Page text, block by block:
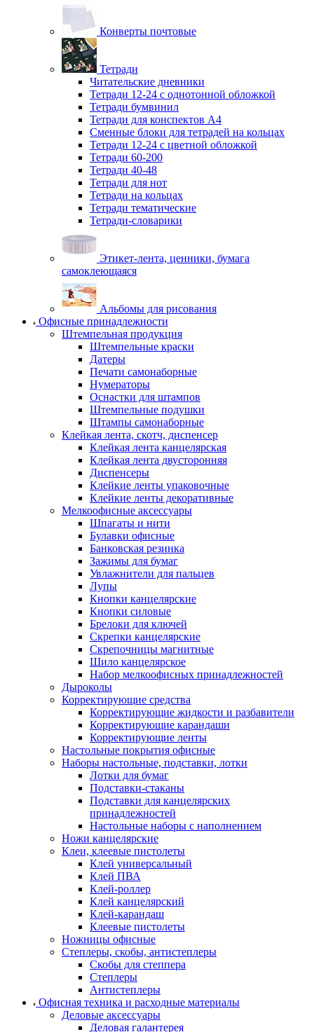
Конверты почтовые
Тетради
Читательские дневники
Тетради 12-24 с однотонной обложкой
Тетради бумвинил
Тетради для конспектов А4
Сменные блоки для тетрадей на кольцах
Тетради 12-24 с цветной обложкой
Тетради 60-200
Тетради 40-48
Тетради для нот
Тетради на кольцах
Тетради тематические
Тетради-словарики
Этикет-лента, ценники, бумага
самоклеющаяся
Альбомы для рисования
Офисные принадлежности
Штемпельная продукция
Штемпельные краски
Датеры
Печати самонаборные
Нумераторы
Оснастки для штампов
Штемпельные подушки
Штампы самонаборные
Клейкая лента, скотч, диспенсер
Клейкая лента канцелярская
Клейкая лента двусторонняя
Диспенсеры
Клейкие ленты упаковочные
Клейкие ленты декоративные
Мелкоофисные аксессуары
Шпагаты и нити
Булавки офисные
Банковская резинка
Зажимы для бумаг
Увлажнители для пальцев
Лупы
Кнопки канцелярские
Кнопки силовые
Брелоки для ключей
Скрепки канцелярские
Скрепочницы магнитные
Шило канцелярское
Набор мелкоофисных принадлежностей
Дыроколы
Корректирующие средства
Корректирующие жидкости и разбавители
Корректирующие карандаши
Корректирующие ленты
Настольные покрытия офисные
Наборы настольные, подставки, лотки
Лотки для бумаг
Подставки-стаканы
Подставки для канцелярских
принадлежностей
Настольные наборы с наполнением
Ножи канцелярские
Клеи, клеевые пистолеты
Клей универсальный
Клей ПВА
Клей-роллер
Клей канцелярский
Клей-карандаш
Клеевые пистолеты
Ножницы офисные
Степлеры, скобы, антистеплеры
Скобы для степпера
Степлеры
Антистеплеры
Офисная техника и расходные материалы
Деловые аксессуары
Деловая галантерея